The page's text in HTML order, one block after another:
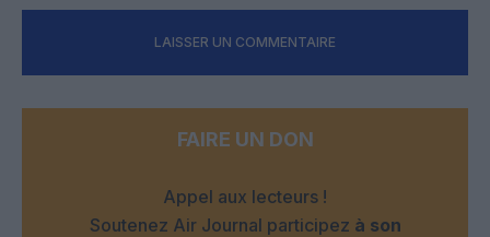
LAISSER UN COMMENTAIRE
FAIRE UN DON
Appel aux lecteurs !
Soutenez Air Journal participez à son